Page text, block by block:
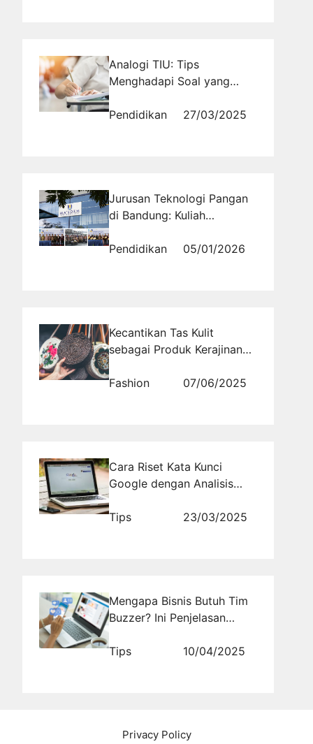
Analogi TIU: Tips
Menghadapi Soal yang
Pendidikan
27/03/2025
Jurusan Teknologi Pangan
di Bandung: Kuliah
Keahlian dan Jiwa
Pendidikan 05/01/2026
Kecantikan Tas Kulit
sebagai Produk Kerajinan
Fashion
07/06/2025
Cara Riset Kata Kunci
Google dengan Analisis
yang Digunakan Pesaing
Tips 23/03/2025
Mengapa Bisnis Butuh Tim
Buzzer? Ini Penjelasan
Tips
10/04/2025
Privacy Policy